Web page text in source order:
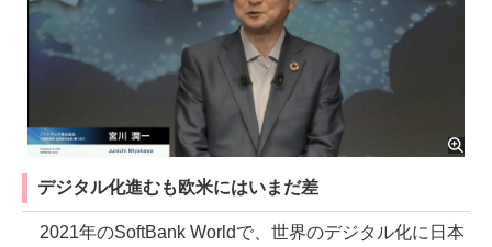
デジタル化進むも欧米にはいまだ差
2021年のSoftBank Worldで、世界のデジタル化に日本